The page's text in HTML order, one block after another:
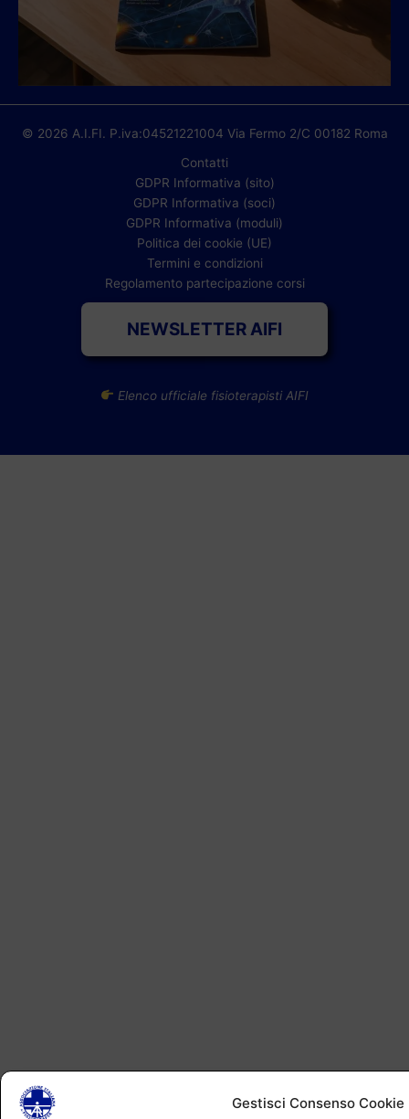
Gestisci Consenso Cookie
© 2026 A.I.FI. P.iva:04521221004 Via Fermo 2/C 00182 Roma
Contatti
GDPR Informativa (sito)
GDPR Informativa (soci)
GDPR Informativa (moduli)
Politica dei cookie (UE)
Termini e condizioni
Regolamento partecipazione corsi
NEWSLETTER AIFI
Elenco ufficiale fisioterapisti AIFI